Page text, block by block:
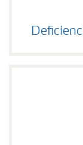
Deficiencia